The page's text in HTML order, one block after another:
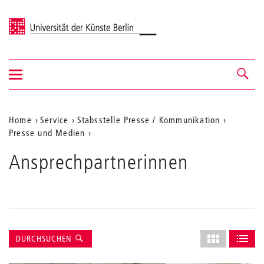
Universität der Künste Berlin
Navigation &
Suche
Navigation
ein-/ausblenden
Aktuelle
Position
auf
Home Service
Stabsstelle Presse / Kommunikation
Presse und Medien
Ansprechpartnerinnen
Suche
DURCHSUCHEN
Layout
desALS GRIDALS